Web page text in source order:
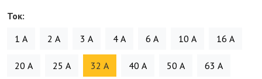
Ток:
1 А
2 А 3 А 4 А 6 А 10 А 16 А
20 А 25 А 32 А 40 А 50 А 63 А